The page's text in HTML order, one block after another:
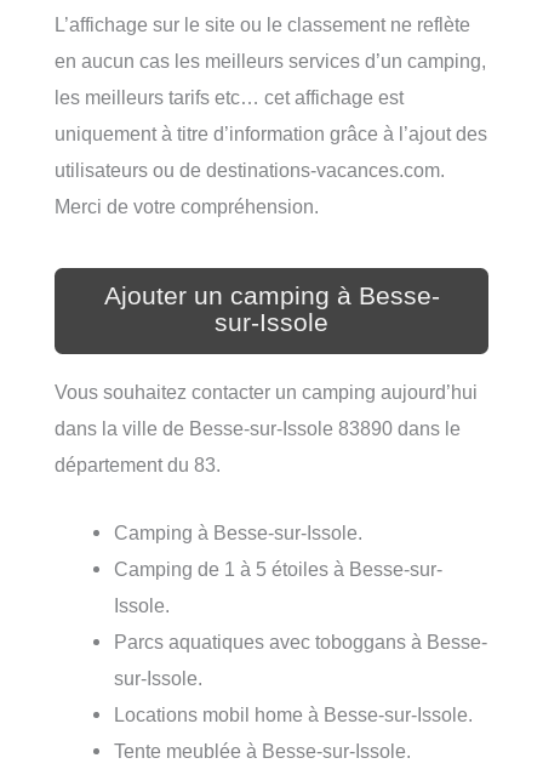
L’affichage sur le site ou le classement ne reflète
en aucun cas les meilleurs services d’un camping,
les meilleurs tarifs etc… cet affichage est
uniquement à titre d’information grâce à l’ajout des
utilisateurs ou de destinations-vacances.com.
Merci de votre compréhension.
Ajouter un camping à Besse-
sur-Issole
Vous souhaitez contacter un camping aujourd’hui
dans la ville de Besse-sur-Issole 83890 dans le
département du 83.
Camping à Besse-sur-Issole.
Camping de 1 à 5 étoiles à Besse-sur-
Issole.
Parcs aquatiques avec toboggans à Besse-
sur-Issole.
Locations mobil home à Besse-sur-Issole.
Tente meublée à Besse-sur-Issole.